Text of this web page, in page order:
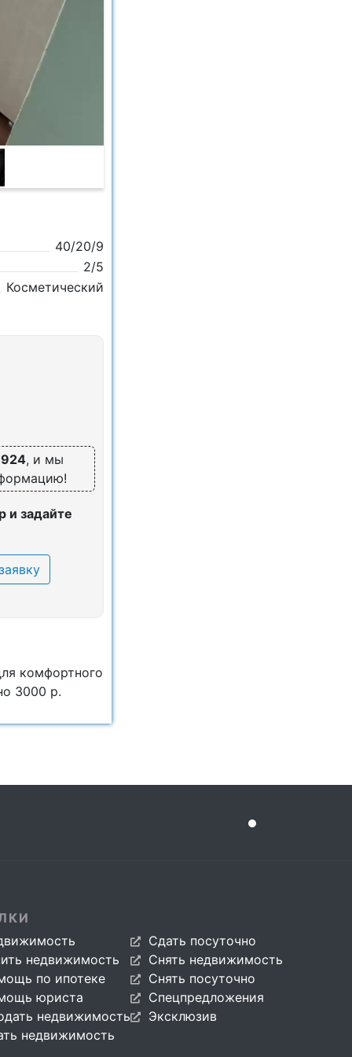
40/20/9
2/5
Косметический
, и мы
и задайте
комфортного
3000 р.
недвижимость
по ипотеке
юриста
недвижимость
недвижимость
Сдать посуточно
Снять недвижимость
Снять посуточно
Спецпредложения
Эксклюзив